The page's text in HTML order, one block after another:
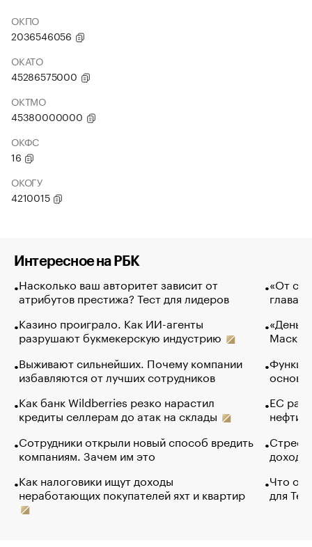
ОКПО
2036546056
ОКАТО
45286575000
ОКТМО
45380000000
ОКФС
16
ОКОГУ
4210015
Интересное на РБК
Насколько ваш авторитет зависит от
атрибутов престижа? Тест для лидеров
Казино проиграло. Как ИИ-агенты
разрушают букмекерскую индустрию
Выживают сильнейших. Почему компании
избавляются от лучших сотрудников
Как банк Wildberries резко нарастил
кредиты селлерам до атак на склады
Сотрудники открыли новый способ вредить
компаниям. Зачем им это
Как налоговики ищут доходы
неработающих покупателей яхт и квартир
«От
глава
Маск в
основ
ЕС
нефти
Что
для